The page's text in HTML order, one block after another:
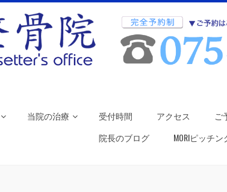
当院の治療 受付時間 アクセス ご
院長のブログ
MORIピッチ